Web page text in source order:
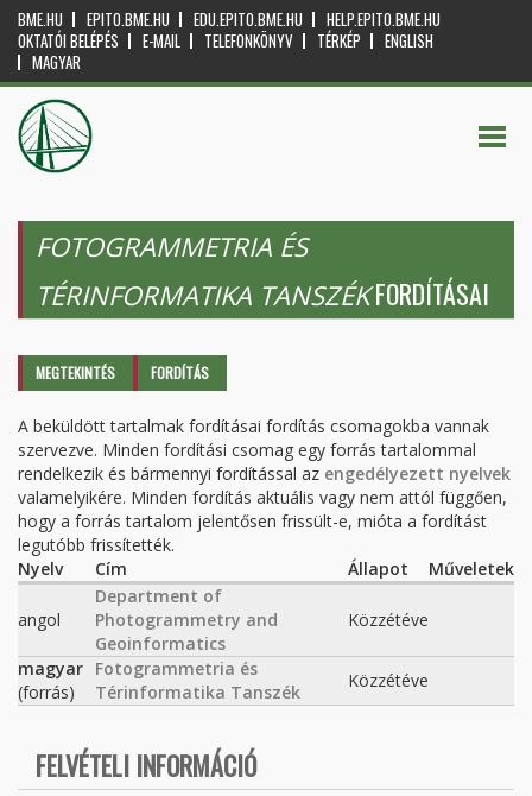
BME.HU EPITO.BME.HU EDU.EPITO.BME.HU
HELP.EPITO.BME.HU
OKTATÓI BELÉPÉS
E-MAIL TELEFONKÖNYV TÉRKÉP
ENGLISH
MAGYAR
FOTOGRAMMETRIA ÉS
TÉRINFORMATIKA TANSZÉKFORDÍTÁSAI
Elsődleges fülek
MEGTEKINTÉS FORDÍTÁS
A beküldött tartalmak fordításai fordítás csomagokba vannak
szervezve. Minden fordítási csomag egy forrás tartalommal
rendelkezik és bármennyi fordítással az engedélyezett nyelvek
valamelyikére. Minden fordítás aktuális vagy nem attól függően,
hogy a forrás tartalom jelentősen frissült-e, mióta a fordítást
legutóbb frissítették.
Nyelv
Cím Állapot Műveletek
angol
Department of
Photogrammetry and
Geoinformatics
Közzétéve
magyar
(forrás)
Fotogrammetria és
Térinformatika Tanszék
Közzétéve
FELVÉTELI INFORMÁCIÓ